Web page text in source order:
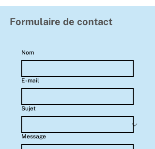
Formulaire de contact
Nom
E-mail
Sujet
Message